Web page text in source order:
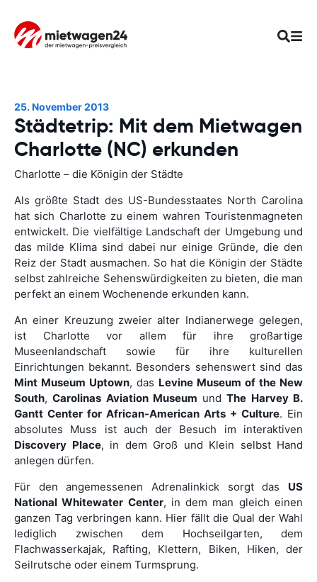
25. November 2013
Städtetrip: Mit dem Mietwagen
Charlotte (NC) erkunden
Charlotte – die Königin der Städte
Als größte Stadt des US-Bundesstaates North Carolina
hat sich Charlotte zu einem wahren Touristenmagneten
entwickelt. Die vielfältige Landschaft der Umgebung und
das milde Klima sind dabei nur einige Gründe, die den
Reiz der Stadt ausmachen. So hat die Königin der Städte
selbst zahlreiche Sehenswürdigkeiten zu bieten, die man
perfekt an einem Wochenende erkunden kann.
An einer Kreuzung zweier alter Indianerwege gelegen,
ist Charlotte vor allem für ihre großartige
Museenlandschaft sowie für ihre kulturellen
Einrichtungen bekannt. Besonders sehenswert sind das
Mint Museum Uptown, das Levine Museum of the New
South,Carolinas Aviation Museum undThe Harvey B.
Gantt Center for African-American Arts + Culture. Ein
absolutes Muss ist auch der Besuch im interaktiven
Discovery Place, in dem Groß und Klein selbst Hand
anlegen dürfen.
Für den angemessenen Adrenalinkick sorgt das US
National Whitewater Center, in dem man gleich einen
ganzen Tag verbringen kann. Hier fällt die Qual der Wahl
lediglich zwischen dem Hochseilgarten, dem
Flachwasserkajak, Rafting, Klettern, Biken, Hiken, der
Seilrutsche oder einem Turmsprung.